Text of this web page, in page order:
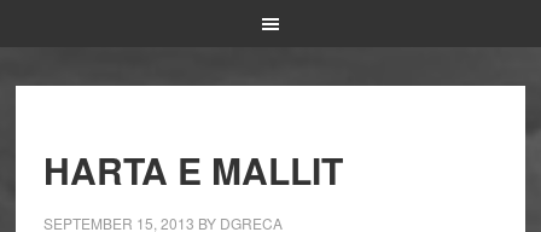
HARTA E MALLIT
SEPTEMBER 15, 2013 BY DGRECA